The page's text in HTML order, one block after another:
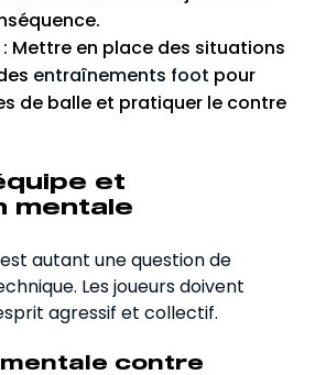
: Mettre en place des situations
entraînements foot pour
de balle et pratiquer le contre
et
mentale
autant une question de
Les joueurs doivent
agressif et collectif.
contre